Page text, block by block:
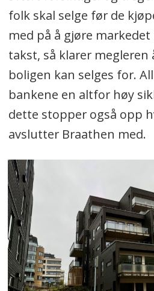
folk skal selge før de
med på å gjøre
takst, så klarer megleren
boligen kan selges for.
bankene en altfor høy
dette stopper også opp
avslutter Braathen med.